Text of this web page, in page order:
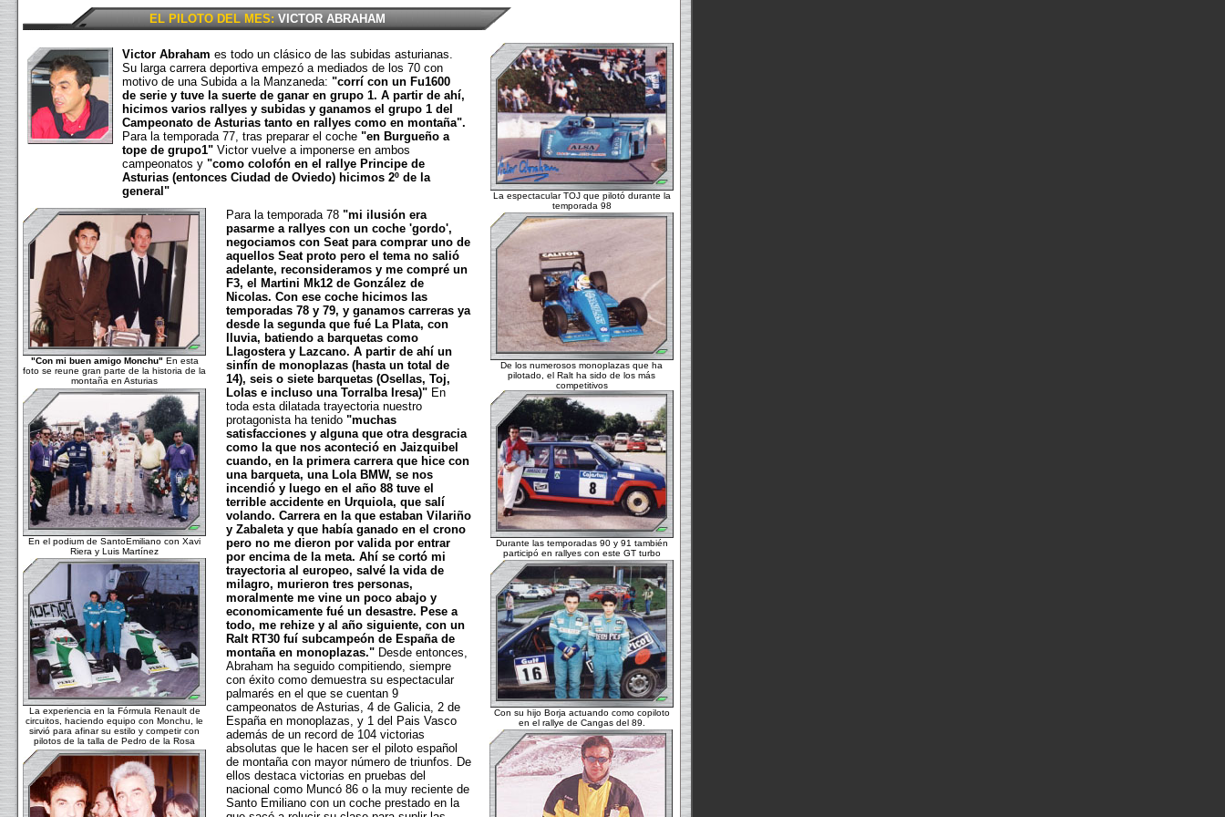
EL PILOTO DEL MES:VICTOR ABRAHAM
Victor Abraham es todo un clásico de las subidas asturianas.
Su larga carrera deportiva empezó a mediados de los 70 con
motivo de una Subida a la Manzaneda: "corrí con un Fu1600
de serie y tuve la suerte de ganar en grupo 1. A partir de ahí,
hicimos varios rallyes y subidas y ganamos el grupo 1 del
Campeonato de Asturias tanto en rallyes como en montaña".
Para la temporada 77, tras preparar el coche "en Burgueño a
tope de grupo1" Victor vuelve a imponerse en ambos
campeonatos y "como colofón en el rallye Principe de
Asturias (entonces Ciudad de Oviedo) hicimos 2º de la
general"
La espectacular TOJ que pilotó durante la
temporada 98
De los numerosos monoplazas que ha
pilotado, el Ralt ha sido de los más
competitivos
Durante las temporadas 90 y 91 también
participó en rallyes con este GT turbo
Con su hijo Borja actuando como copiloto
en el rallye de Cangas del 89.
"Con mi buen amigo Monchu" En esta
foto se reune gran parte de la historia de la
montaña en Asturias
En el podium de SantoEmiliano con Xavi
Riera y Luis Martínez
La experiencia en la Fórmula Renault de
circuitos, haciendo equipo con Monchu, le
sirvió para afinar su estilo y competir con
pilotos de la talla de Pedro de la Rosa
Para la temporada 78 "mi ilusión era
pasarme a rallyes con un coche 'gordo',
negociamos con Seat para comprar uno de
aquellos Seat proto pero el tema no salió
adelante, reconsideramos y me compré un
F3, el Martini Mk12 de González de
Nicolas. Con ese coche hicimos las
temporadas 78 y 79, y ganamos carreras ya
desde la segunda que fué La Plata, con
lluvia, batiendo a barquetas como
Llagostera y Lazcano. A partir de ahí un
sinfín de monoplazas (hasta un total de
14), seis o siete barquetas (Osellas, Toj,
Lolas e incluso una Torralba Iresa)" En
toda esta dilatada trayectoria nuestro
protagonista ha tenido "muchas
satisfacciones y alguna que otra desgracia
como la que nos aconteció en Jaizquibel
cuando, en la primera carrera que hice con
una barqueta, una Lola BMW, se nos
incendió y luego en el año 88 tuve el
terrible accidente en Urquiola, que salí
volando. Carrera en la que estaban Vilariño
y Zabaleta y que había ganado en el crono
pero no me dieron por valida por entrar
por encima de la meta. Ahí se cortó mi
trayectoria al europeo, salvé la vida de
milagro, murieron tres personas,
moralmente me vine un poco abajo y
economicamente fué un desastre. Pese a
todo, me rehize y al año siguiente, con un
Ralt RT30 fuí subcampeón de España de
montaña en monoplazas." Desde entonces,
Abraham ha seguido compitiendo, siempre
con éxito como demuestra su espectacular
palmarés en el que se cuentan 9
campeonatos de Asturias, 4 de Galicia, 2 de
España en monoplazas, y 1 del Pais Vasco
además de un record de 104 victorias
absolutas que le hacen ser el piloto español
de montaña con mayor número de triunfos. De
ellos destaca victorias en pruebas del
nacional como Muncó 86 o la muy reciente de
Santo Emiliano con un coche prestado en la